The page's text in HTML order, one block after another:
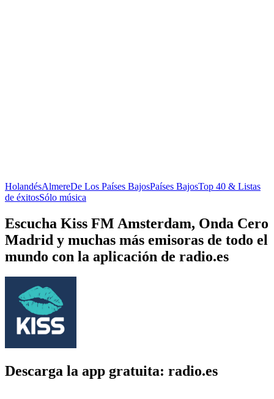
HolandésAlmereDe Los Países BajosPaíses BajosTop 40 & Listas
de éxitosSólo música
Escucha Kiss FM Amsterdam, Onda Cero
Madrid y muchas más emisoras de todo el
mundo con la aplicación de radio.es
Descarga la app gratuita: radio.es